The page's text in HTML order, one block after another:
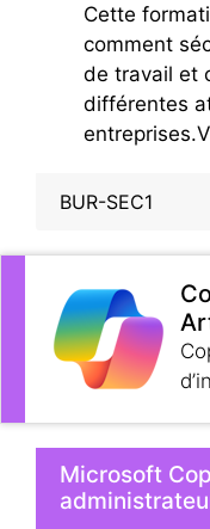
Cette
comment
de travail et
différentes
pouvez
bureautique
BUR-SEC1
Microsoft